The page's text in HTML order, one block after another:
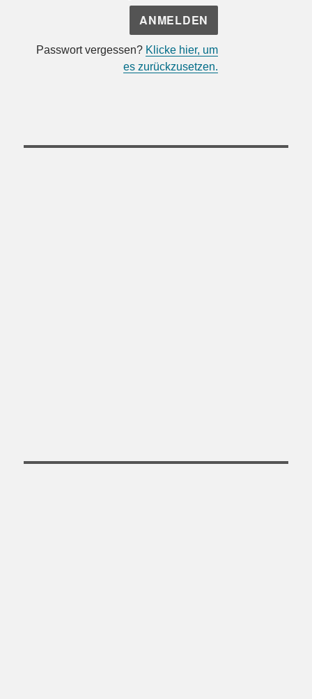
Passwort vergessen? Klicke hier, um
es zurückzusetzen.